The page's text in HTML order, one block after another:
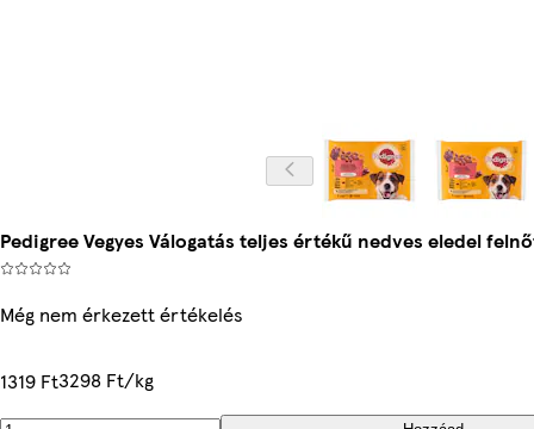
Pedigree Vegyes Válogatás teljes értékű nedves eledel
Még nem érkezett értékelés
1319 Ft3298 Ft/kg